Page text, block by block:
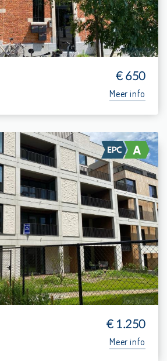
€ 650
Meer info
Appartement
1
7 m²
1
74 m²
€ 1.250
Meer info